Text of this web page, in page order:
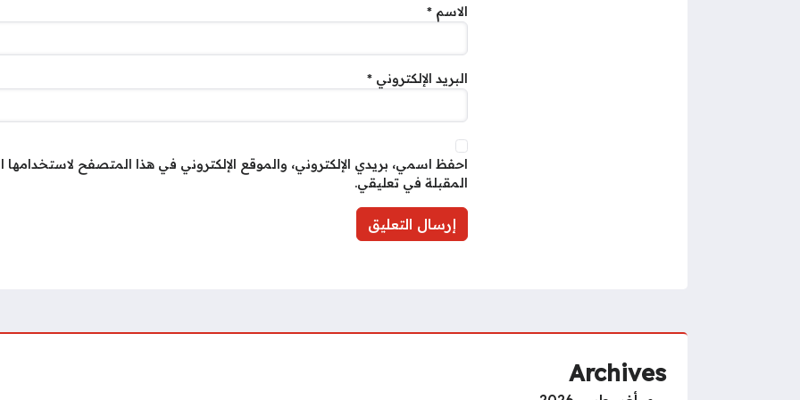
الاسم *
البريد الإلكتروني *
احفظ اسمي، بريدي الإلكتروني، والموقع الإلكتروني في هذا المتصفح لاستخدامها
المقبلة في تعليقي.
Archives